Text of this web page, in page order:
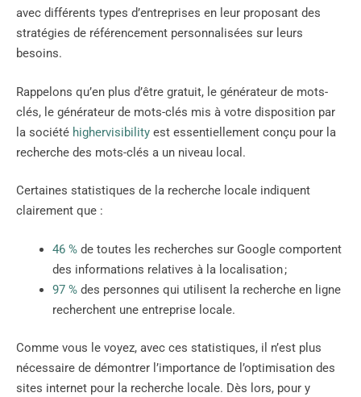
avec différents types d’entreprises en leur proposant des
stratégies de référencement personnalisées sur leurs
besoins.
Rappelons qu’en plus d’être gratuit, le générateur de mots-
clés, le générateur de mots-clés mis à votre disposition par
la société highervisibility est essentiellement conçu pour la
recherche des mots-clés a un niveau local.
Certaines statistiques de la recherche locale indiquent
clairement que :
46 % de toutes les recherches sur Google comportent
des informations relatives à la localisation ;
97 % des personnes qui utilisent la recherche en ligne
recherchent une entreprise locale.
Comme vous le voyez, avec ces statistiques, il n’est plus
nécessaire de démontrer l’importance de l’optimisation des
sites internet pour la recherche locale. Dès lors, pour y